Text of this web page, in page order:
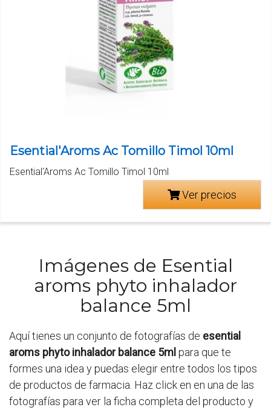
Esential'Aroms Ac Tomillo Timol 10ml
Esential'Aroms Ac Tomillo Timol 10ml
Ver precios
Imágenes de Esential
aroms phyto inhalador
balance 5ml
Aquí tienes un conjunto de fotografías de esential
aroms phyto inhalador balance 5ml para que te
formes una idea y puedas elegir entre todos los tipos
de productos de farmacia. Haz click en en una de las
fotografías para ver la ficha completa del producto y